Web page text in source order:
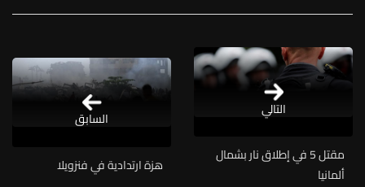
التالي
مقتل 5 في إطلاق نار بشمال
ألمانيا
هزة ارتدادية في فنزويلا
السابق